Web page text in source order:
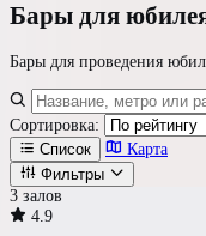
Бары для
Бары для проведения
Сортировка:
Список
Карта
Фильтры
Где празднуем?
3 залов
4.9